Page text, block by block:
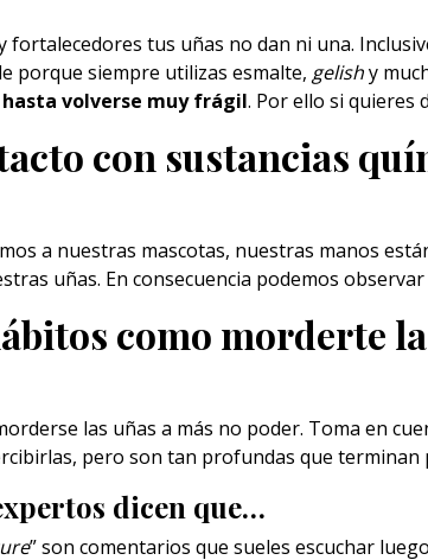
fortalecedores tus uñas no dan ni una.
porque siempre utilizas esmalte, gelishy
volverse muy frágil. Por ello si quieres
con sustancias
a nuestras mascotas, nuestras manos
uñas. En consecuencia podemos
como morderte
las uñas a más no poder. Toma en
pero son tan profundas que terminan
dicen que…
” son comentarios que sueles escuchar